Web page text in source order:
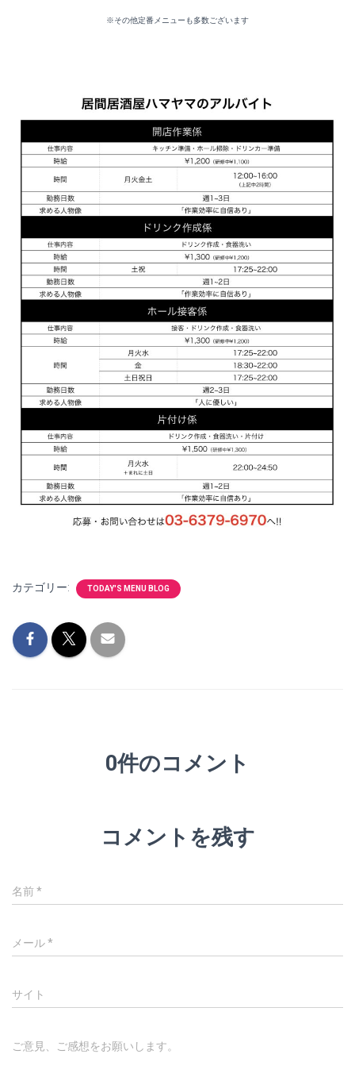
※その他定番メニューも多数ございます
カテゴリー: TODAY'S MENU BLOG
0件のコメント
コメントを残す
名前*
メール*
サイト
ご意見、ご感想をお願いします。